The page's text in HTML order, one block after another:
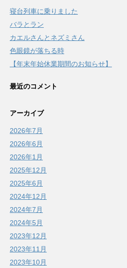
寝台列車に乗りました
バラとラン
カエルさんとネズミさん
色眼鏡が落ちる時
【年末年始休業期間のお知らせ】
最近のコメント
アーカイブ
2026年7月
2026年6月
2026年1月
2025年12月
2025年6月
2024年12月
2024年7月
2024年5月
2023年12月
2023年11月
2023年10月